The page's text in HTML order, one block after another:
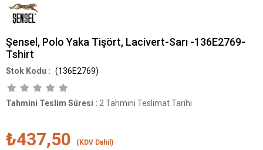
Şensel, Polo Yaka Tişört, Lacivert-Sarı -136E2769-
Tshirt
(136E2769)
Tahmini Teslim Süresi : 2 Tahmini Teslimat Tarihi
₺437,50 (KDV Dahil)